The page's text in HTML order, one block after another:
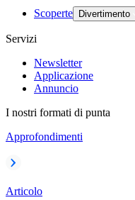
Scoperte Divertimento
Servizi
Newsletter
Applicazione
Annuncio
I nostri formati di punta
Approfondimenti
Articolo